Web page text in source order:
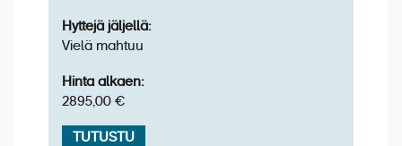
Matkan hintaan sisältyvä retki:
nähtävyydet (n. 4 h)
Retkibussimme vie laivalta kierrokselle keskustaan ja
saamme hyvän käsityksen Nürnbergin kaupungista
ja sen vaikuttavista historiallisista nähtävyyksistä.
Teemme kävelykierroksen vanhassa kaupungissa,
Hyttejä jäljellä:
Vielä mahtuu
Hinta alkaen:
2895,00 €
TUTUSTU